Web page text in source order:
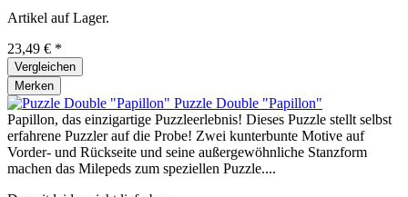
Artikel auf Lager.
23,49 € *
Vergleichen
Merken
Puzzle Double "Papillon"
Papillon, das einzigartige Puzzleerlebnis! Dieses Puzzle stellt selbst
erfahrene Puzzler auf die Probe! Zwei kunterbunte Motive auf
Vorder- und Rückseite und seine außergewöhnliche Stanzform
machen das Milepeds zum speziellen Puzzle....